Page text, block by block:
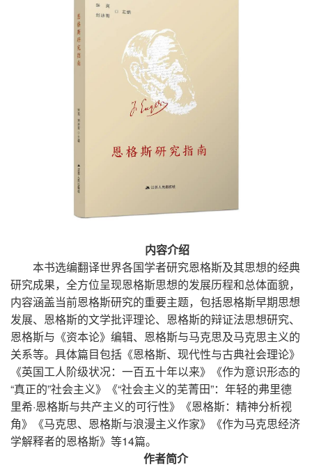
内容介绍
本书选编翻译世界各国学者研究恩格斯及其思想的经典
研究成果，全方位呈现恩格斯思想的发展历程和总体面貌，
内容涵盖当前恩格斯研究的重要主题，包括恩格斯早期思想
发展、恩格斯的文学批评理论、恩格斯的辩证法思想研究、
恩格斯与《资本论》编辑、恩格斯与马克思及马克思主义的
关系等。具体篇目包括《恩格斯、现代性与古典社会理论》
《英国工人阶级状况：一百五十年以来》《作为意识形态的
“真正的”社会主义》《“社会主义的芜菁田”：年轻的弗里德
里希·恩格斯与共产主义的可行性》《恩格斯：精神分析视
角》《马克思、恩格斯与浪漫主义作家》《作为马克思经济
学解释者的恩格斯》等14篇。
作者简介